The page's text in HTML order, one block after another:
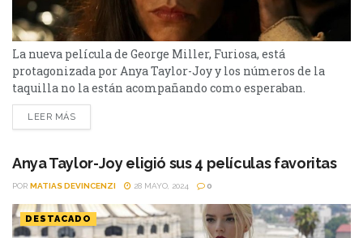
La nueva película de George Miller, Furiosa, está
protagonizada por Anya Taylor-Joy y los números de la
taquilla no la están acompañando como esperaban.
Furiosa: De La Saga Mad Max se trata de una ambiciosa
apuesta realizada por George Miller para expandir el
precuela tuvo un presupuesto imponente de $168 millones
de dólares....
LEER MÁS
Anya Taylor-Joy eligió sus 4 películas favoritas
POR MATIAS DEVINCENZI 28 MAYO, 2024 0
DESTACADO